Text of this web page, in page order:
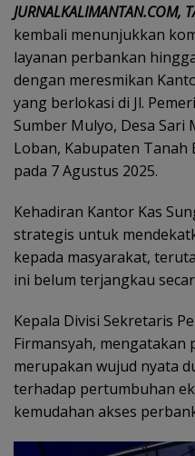
JURNALKALIMANTAN.COM,
kembali menunjukkan
layanan perbankan
dengan meresmikan
yang berlokasi di Jl.
Sumber Mulyo, Desa Sari
Loban, Kabupaten
pada 7 Agustus 2025.
Kehadiran Kantor Kas
strategis untuk
kepada masyarakat,
ini belum terjangkau
Kepala Divisi Sekretaris
Firmansyah,
merupakan wujud nyata
terhadap pertumbuhan
kemudahan akses